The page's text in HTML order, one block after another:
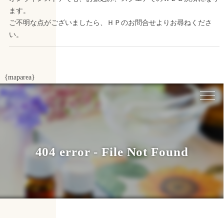
ます。
ご不明な点がございましたら、ＨＰのお問合せよりお尋ねくださ
い。
{maparea}